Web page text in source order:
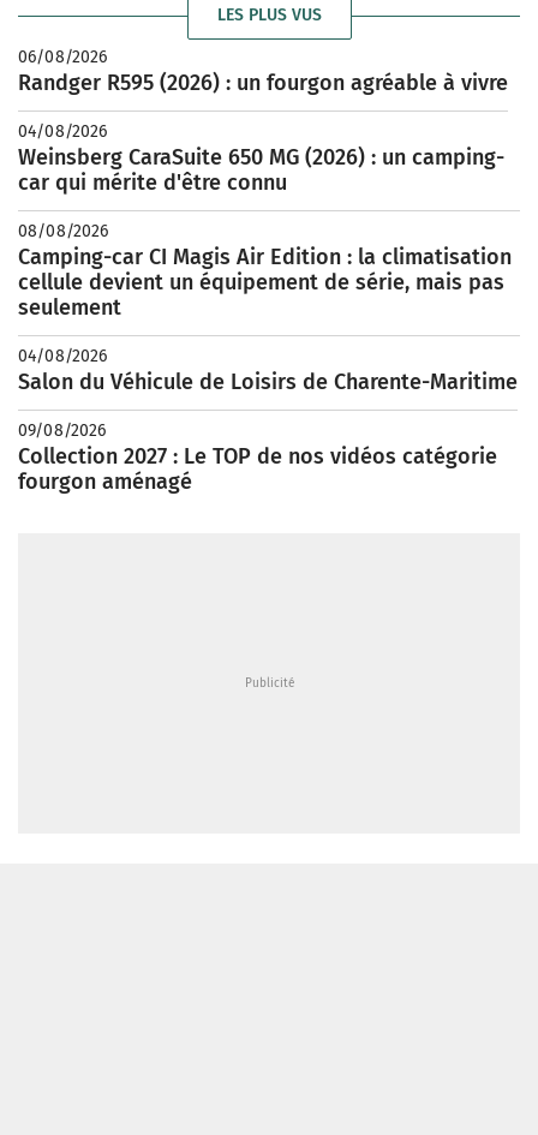
LES PLUS VUS
06/08/2026
Randger R595 (2026) : un fourgon agréable à vivre
04/08/2026
Weinsberg CaraSuite 650 MG (2026) : un camping-
car qui mérite d'être connu
08/08/2026
Camping-car CI Magis Air Edition : la climatisation
cellule devient un équipement de série, mais pas
seulement
04/08/2026
Salon du Véhicule de Loisirs de Charente-Maritime
09/08/2026
Collection 2027 : Le TOP de nos vidéos catégorie
fourgon aménagé